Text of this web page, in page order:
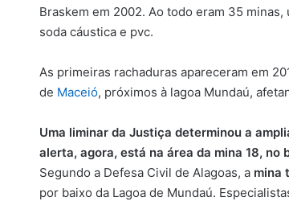
Braskem em 2002. Ao todo eram 35
soda cáustica e pvc.
As primeiras rachaduras apareceram em
de Maceió, próximos à lagoa Mundaú,
Uma liminar da Justiça determinou a
alerta, agora, está na área da mina 18, no
Segundo a Defesa Civil de Alagoas, a mina
por baixo da Lagoa de Mundaú.